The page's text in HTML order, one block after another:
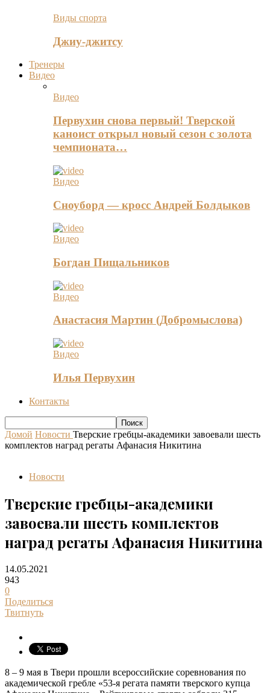
Виды спорта
Джиу-джитсу
Тренеры
Видео
Видео
Первухин снова первый! Тверской
каноист открыл новый сезон с золота
чемпионата…
Видео
Сноуборд — кросс Андрей Болдыков
Видео
Богдан Пищальников
Видео
Анастасия Мартин (Добромыслова)
Видео
Илья Первухин
Контакты
Домой Новости Тверские гребцы-академики завоевали шесть
комплектов наград регаты Афанасия Никитина
Новости
Тверские гребцы-академики
завоевали шесть комплектов
наград регаты Афанасия Никитина
14.05.2021
943
0
Поделиться
Твитнуть
8 – 9 мая в Твери прошли всероссийские соревнования по
академической гребле «53-я регата памяти тверского купца